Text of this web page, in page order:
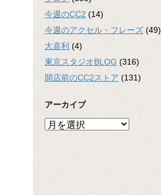
今週のCC2 (14)
今週のアクセル・フレーズ (49)
大喜利 (4)
東京スタジオBLOG (316)
開店前のCC2ストア (131)
アーカイブ
ア